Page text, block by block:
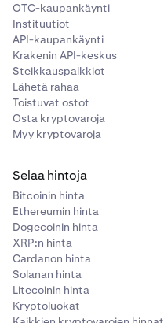
OTC-kaupankäynti
Instituutiot
API-kaupankäynti
Krakenin API-keskus
Steikkauspalkkiot
Lähetä rahaa
Toistuvat ostot
Osta kryptovaroja
Myy kryptovaroja
Selaa hintoja
Bitcoinin hinta
Ethereumin hinta
Dogecoinin hinta
XRP:n hinta
Cardanon hinta
Solanan hinta
Litecoinin hinta
Kryptoluokat